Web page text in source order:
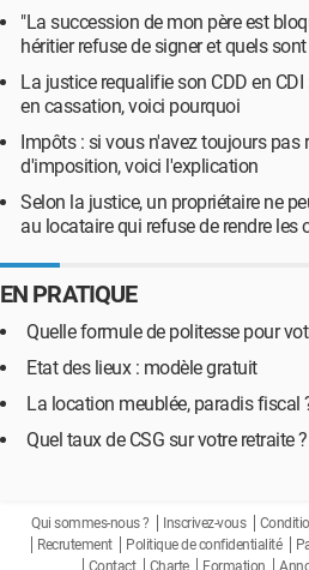
"La succession de mon père est
héritier refuse de signer et quels
La justice requalifie son CDD en
en cassation, voici pourquoi
Impôts : si vous n'avez toujours pas
d'imposition, voici l'explication
Selon la justice, un propriétaire ne
au locataire qui refuse de rendre les
EN PRATIQUE
Quelle formule de politesse pour
Etat des lieux : modèle gratuit
La location meublée, paradis fiscal
Quel taux de CSG sur votre retraite ?
Qui sommes-nous ? Inscrivez-vous
Recrutement
Politique de confidentialité
Contact
Charte Formation